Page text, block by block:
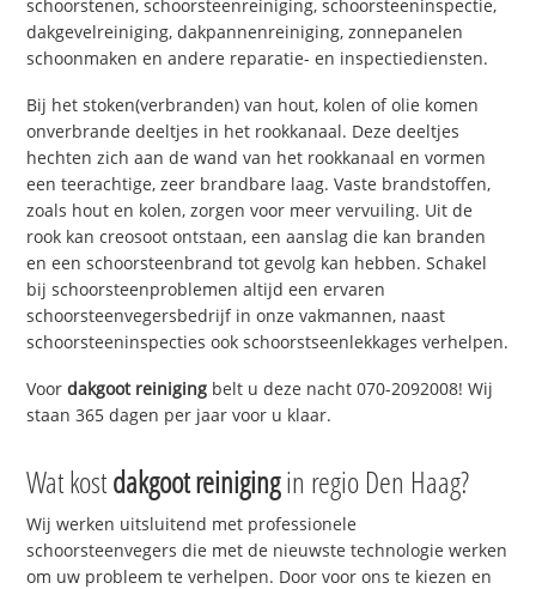
schoorstenen, schoorsteenreiniging, schoorsteeninspectie,
dakgevelreiniging, dakpannenreiniging, zonnepanelen
schoonmaken en andere reparatie- en inspectiediensten.
Bij het stoken(verbranden) van hout, kolen of olie komen
onverbrande deeltjes in het rookkanaal. Deze deeltjes
hechten zich aan de wand van het rookkanaal en vormen
een teerachtige, zeer brandbare laag. Vaste brandstoffen,
zoals hout en kolen, zorgen voor meer vervuiling. Uit de
rook kan creosoot ontstaan, een aanslag die kan branden
en een schoorsteenbrand tot gevolg kan hebben. Schakel
bij schoorsteenproblemen altijd een ervaren
schoorsteenvegersbedrijf in onze vakmannen, naast
schoorsteeninspecties ook schoorstseenlekkages verhelpen.
Voordakgoot reiniging belt u deze nacht 070-2092008! Wij
staan 365 dagen per jaar voor u klaar.
Wat kostdakgoot reinigingin regio Den Haag?
Wij werken uitsluitend met professionele
schoorsteenvegers die met de nieuwste technologie werken
om uw probleem te verhelpen. Door voor ons te kiezen en